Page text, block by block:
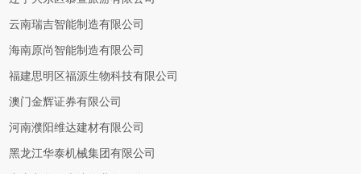
云南瑞吉智能制造有限公司
海南原尚智能制造有限公司
福建思明区福源生物科技有限公司
澳门金辉证券有限公司
河南濮阳维达建材有限公司
黑龙江华泰机械集团有限公司